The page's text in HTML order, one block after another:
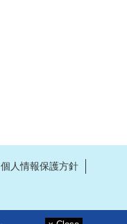
個人情報保護方針